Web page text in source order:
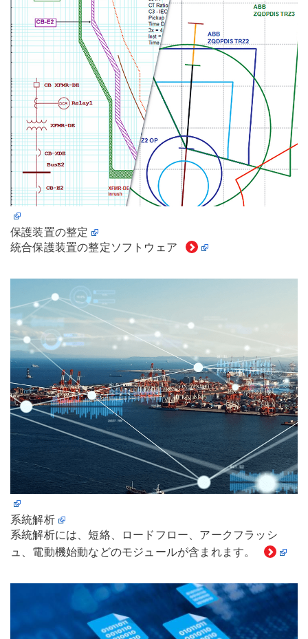
保護装置の整定
統合保護装置の整定ソフトウェア
系統解析
系統解析には、短絡、ロードフロー、アークフラッシ
ュ、電動機始動などのモジュールが含まれます。